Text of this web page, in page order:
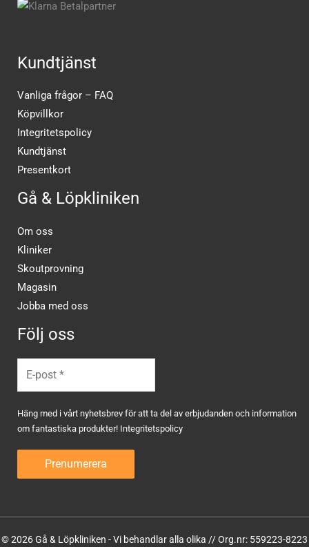
Kundtjänst
Vanliga frågor – FAQ
Köpvillkor
Integritetspolicy
Kundtjänst
Presentkort
Gå & Löpkliniken
Om oss
Kliniker
Skoutprovning
Magasin
Jobba med oss
Följ oss
Häng med i vårt nyhetsbrev för att ta del av erbjudanden och information
om fantastiska produkter! Integritetspolicy
© 2026 Gå & Löpkliniken - Vi behandlar alla olika // Org.nr: 559223-8223